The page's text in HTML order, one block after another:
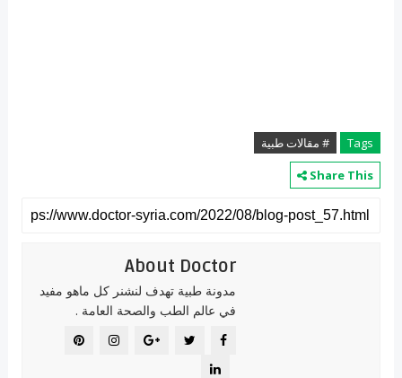
Tags
# مقالات طبية
Share This
About Doctor
مدونة طبية تهدف لنشنر كل ماهو مفيد
في عالم الطب والصحة العامة .